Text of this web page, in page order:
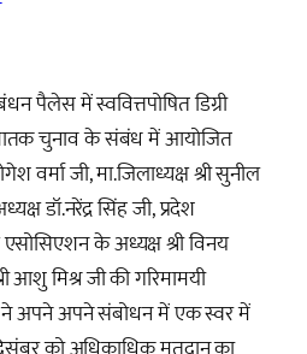
पैलेस में स्ववित्तपोषित डिग्री
चुनाव के संबंध में आयोजित
वर्मा जी, मा.जिलाध्यक्ष श्री सुनील
डॉ.नरेंद्र सिंह जी, प्रदेश
एसोसिएशन के अध्यक्ष श्री विनय
आशु मिश्र जी की गरिमामयी
ने अपने अपने संबोधन में एक स्वर में